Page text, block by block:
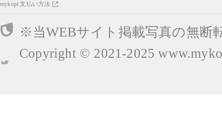
mykopi 支払い方法
※当WEBサイト掲載写真の無断
Copyright © 2021-2025